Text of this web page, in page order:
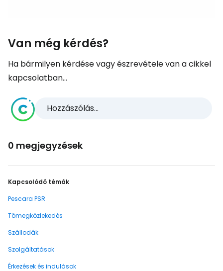
Van még kérdés?
Ha bármilyen kérdése vagy észrevétele van a cikkel
kapcsolatban...
Hozzászólás...
0 megjegyzések
Kapcsolódó témák
Pescara PSR
Tömegközlekedés
Szállodák
Szolgáltatások
Érkezések és indulások